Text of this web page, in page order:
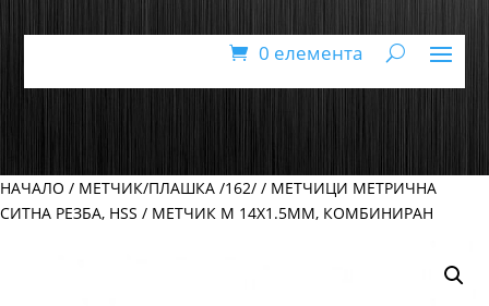
0 елемента
НАЧАЛО / МЕТЧИК/ПЛАШКА /162/ / МЕТЧИЦИ МЕТРИЧНА
СИТНА РЕЗБА, HSS / МЕТЧИК М 14Х1.5ММ, КОМБИНИРАН